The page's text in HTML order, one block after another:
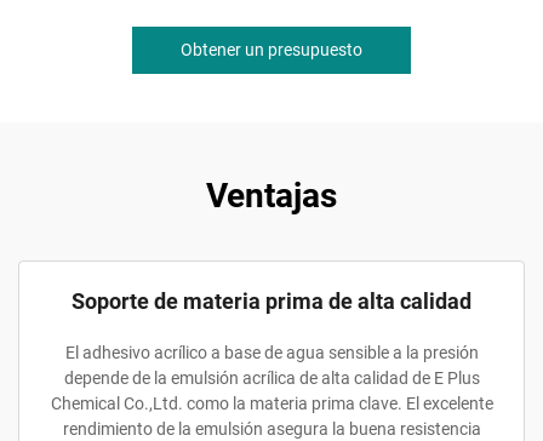
Obtener un presupuesto
Ventajas
Soporte de materia prima de alta calidad
El adhesivo acrílico a base de agua sensible a la presión
depende de la emulsión acrílica de alta calidad de E Plus
Chemical Co.,Ltd. como la materia prima clave. El excelente
rendimiento de la emulsión asegura la buena resistencia